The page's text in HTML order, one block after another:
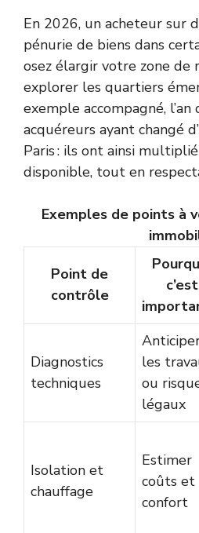
En 2026, un acheteur sur
pénurie de biens dans
osez élargir votre zone de
explorer les quartiers
exemple accompagné, l’an
acquéreurs ayant changé
Paris : ils ont ainsi
disponible, tout en
Exemples de points à
Point de
contrôle
c’est
Diagnostics
techniques
les
ou
légaux
Isolation et
chauffage
Estimer
coûts et
confort